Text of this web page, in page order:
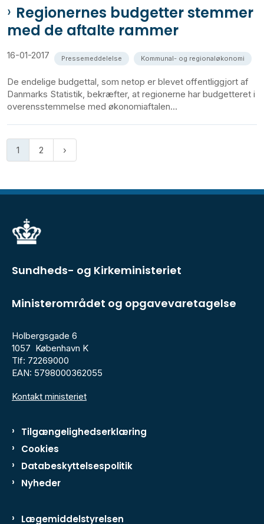
Regionernes budgetter stemmer
med de aftalte rammer
16-01-2017 Pressemeddelelse Kommunal- og regionaløkonomi
De endelige budgettal, som netop er blevet offentliggjort af
Danmarks Statistik, bekræfter, at regionerne har budgetteret i
overensstemmelse med økonomiaftalen...
1 2
Sundheds- og Kirkeministeriet
Ministerområdet og opgavevaretagelse
Holbergsgade 6
1057 København K
Tlf: 72269000
EAN: 5798000362055
Kontakt ministeriet
Tilgængelighedserklæring
Cookies
Databeskyttelsespolitik
Nyheder
Lægemiddelstyrelsen